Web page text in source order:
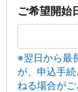
ご希望開始
※翌日から最
が、申込手
ねる場合がご